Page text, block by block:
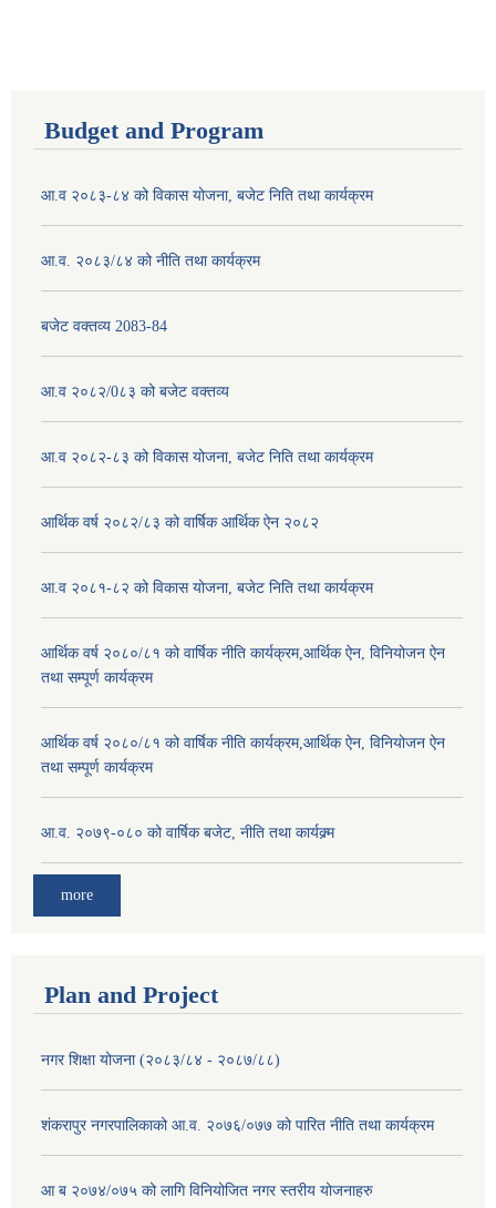
Budget and Program
आ.व २०८३-८४ को विकास योजना, बजेट निति तथा कार्यक्रम
आ.व. २०८३/८४ को नीति तथा कार्यक्रम
बजेट वक्तव्य 2083-84
आ.व २०८२/0८३ को बजेट वक्तव्य
आ.व २०८२-८३ को विकास योजना, बजेट निति तथा कार्यक्रम
आर्थिक वर्ष २०८२/८३ को वार्षिक आर्थिक ऐन २०८२
आ.व २०८१-८२ को विकास योजना, बजेट निति तथा कार्यक्रम
आर्थिक वर्ष २०८०/८१ को वार्षिक नीति कार्यक्रम,आर्थिक ऐन, विनियोजन ऐन
तथा सम्पूर्ण कार्यक्रम
आर्थिक वर्ष २०८०/८१ को वार्षिक नीति कार्यक्रम,आर्थिक ऐन, विनियोजन ऐन
तथा सम्पूर्ण कार्यक्रम
आ.व. २०७९-०८० को वार्षिक बजेट, नीति तथा कार्यक्र्म
more
Plan and Project
नगर शिक्षा योजना (२०८३/८४ - २०८७/८८)
शंकरापुर नगरपालिकाको आ.व. २०७६/०७७ को पारित नीति तथा कार्यक्रम
आ ब २०७४/०७५ को लागि विनियोजित नगर स्तरीय योजनाहरु